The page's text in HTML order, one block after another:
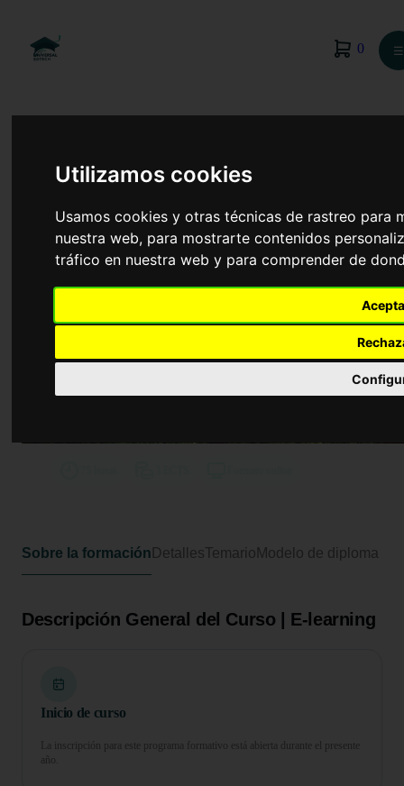
Utilizamos cookies
Usamos cookies y otras técnicas de rastreo para
nuestra web, para mostrarte contenidos
tráfico en nuestra web y para comprender de
0 ☰
Sobre la formación DetallesTemario Modelo de diploma
Descripción General del Curso | E-learning
Inicio de curso
La inscripción para este programa formativo está abierta durante el presente
año.